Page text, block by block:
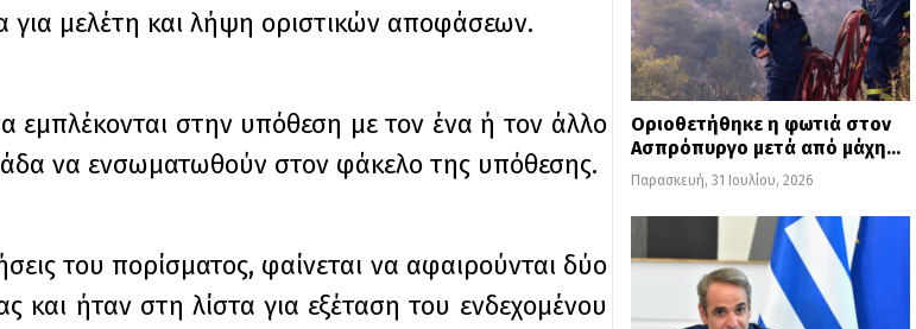
για μελέτη και λήψη οριστικών αποφάσεων.
στην υπόθεση με τον ένα ή τον άλλο
να ενσωματωθούν στον φάκελο της υπόθεσης.
του πορίσματος, φαίνεται να αφαιρούνται δύο
ήταν στη λίστα για εξέταση του ενδεχομένου
Οριοθετήθηκε η φωτιά στον
Ασπρόπυργο μετά από μάχη…
Παρασκευή, 31 Ιουλίου, 2026